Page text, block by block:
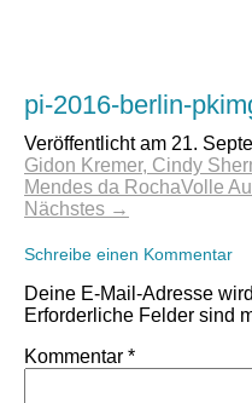
pi-2016-berlin-
Veröffentlicht am 21.
Gidon Kremer, Cindy
Mendes da RochaVolle
Nächstes →
Schreibe einen Kommentar
Deine E-Mail-Adresse
Erforderliche Felder sind
Kommentar *